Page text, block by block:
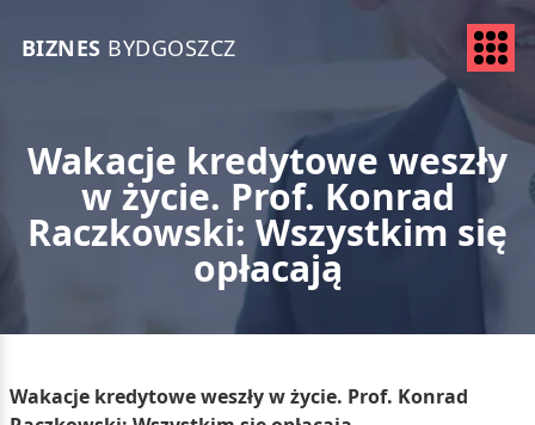
BIZNES BYDGOSZCZ
Wakacje kredytowe weszły
w życie. Prof. Konrad
Raczkowski: Wszystkim się
opłacają
Wakacje kredytowe weszły w życie. Prof. Konrad